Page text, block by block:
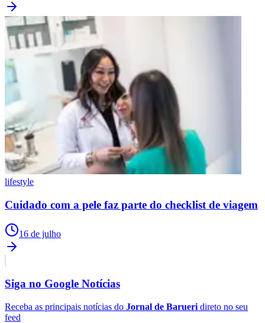
lifestyle
Cuidado com a pele faz parte do checklist de viagem
16 de julho
Siga no Google Notícias
Receba as principais notícias do Jornal de Barueri direto no seu
feed